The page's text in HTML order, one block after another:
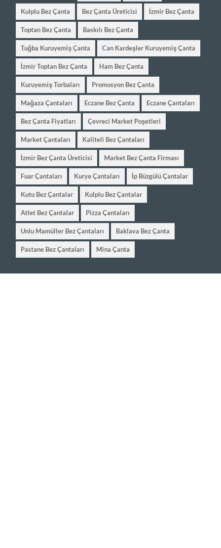
Kulplu Bez Çanta Bez Çanta Üreticisi İzmir Bez Çanta
Toptan Bez Çanta Baskılı Bez Çanta
Tuğba Kuruyemiş Çanta Can Kardeşler Kuruyemiş Çanta
İzmir Toptan Bez Çanta Ham Bez Çanta
Kuruyemiş Torbaları Promosyon Bez Çanta
Mağaza Çantaları Eczane Bez Çanta Eczane Çantaları
Bez Çanta Fiyatları Çevreci Market Poşetleri
Market Çantaları Kaliteli Bez Çantaları
İzmir Bez Çanta Üreticisi Market Bez Çanta Firması
Fuar Çantaları Kurye Çantaları İp Büzgülü Çantalar
Kutu Bez Çantalar Kulplu Bez Çantalar
Atlet Bez Çantalar Pizza Çantaları
Unlu Mamüller Bez Çantaları Baklava Bez Çanta
Pastane Bez Çantaları Mina Çanta